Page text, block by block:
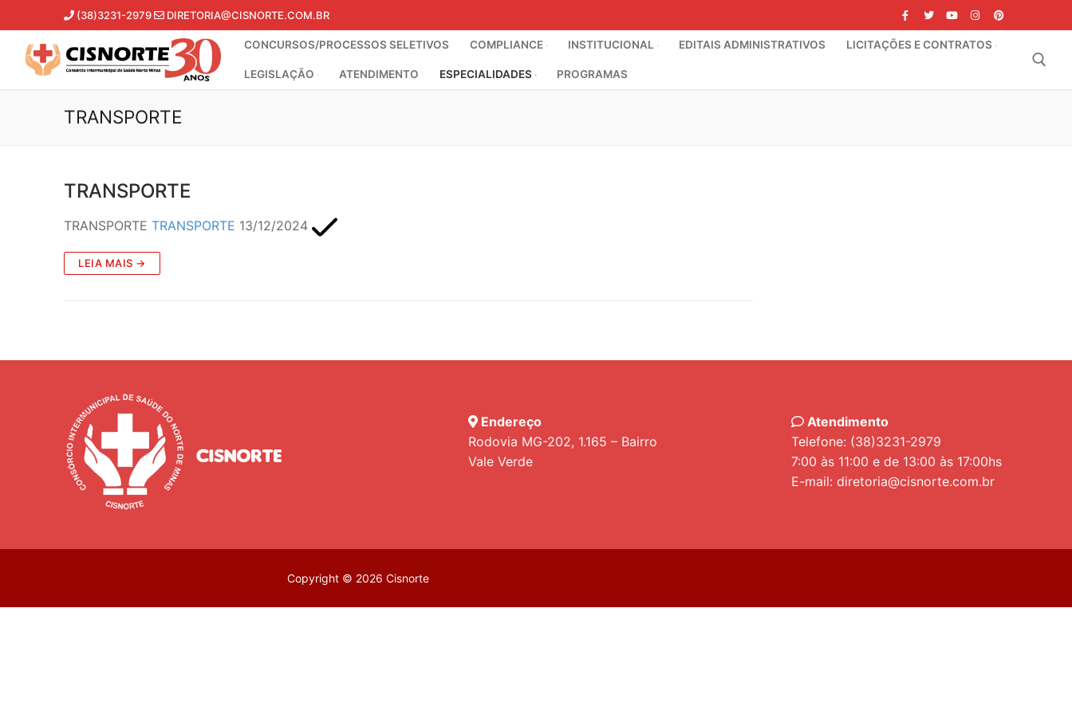
para
conteúdo
(38)3231-2979 DIRETORIA@CISNORTE.COM.BR
CONCURSOS/PROCESSOS SELETIVOS COMPLIANCE INSTITUCIONAL EDITAIS ADMINISTRATIVOS LICITAÇÕES E CONTRATOS
LEGISLAÇÃO ATENDIMENTO ESPECIALIDADES PROGRAMAS
TRANSPORTE
TRANSPORTE
TRANSPORTE TRANSPORTE 13/12/2024
LEIA MAIS →
Endereço
Rodovia MG-202, 1.165 – Bairro
Vale Verde
Atendimento
Telefone: (38)3231-2979
7:00 às 11:00 e de 13:00 às 17:00hs
E-mail: diretoria@cisnorte.com.br
Copyright © 2026 Cisnorte